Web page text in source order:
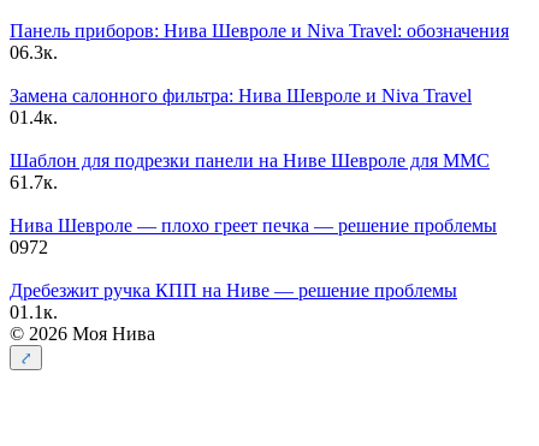
Панель приборов: Нива Шевроле и Niva Travel: обозначения
06.3к.
Замена салонного фильтра: Нива Шевроле и Niva Travel
01.4к.
Шаблон для подрезки панели на Ниве Шевроле для ММС
61.7к.
Нива Шевроле — плохо греет печка — решение проблемы
0972
Дребезжит ручка КПП на Ниве — решение проблемы
01.1к.
© 2026 Моя Нива